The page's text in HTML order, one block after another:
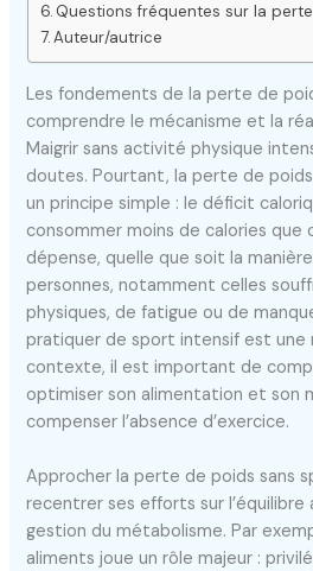
Questions fréquentes sur la
Auteur/autrice
Les fondements de la perte de
comprendre le mécanisme et la
Maigrir sans activité physique
doutes. Pourtant, la perte de
un principe simple : le déficit
consommer moins de calories que
dépense, quelle que soit la
personnes, notamment celles
physiques, de fatigue ou de
pratiquer de sport intensif est une
contexte, il est important de
optimiser son alimentation et son
compenser l’absence d’exercice.
Approcher la perte de poids sans
recentrer ses efforts sur
gestion du métabolisme. Par
aliments joue un rôle majeur :